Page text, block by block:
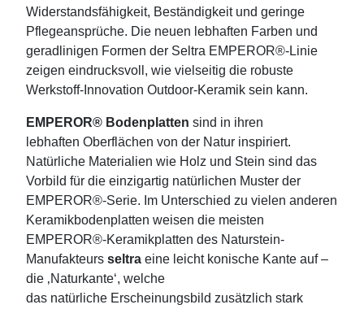
Widerstandsfähigkeit, Beständigkeit und geringe
Pflegeansprüche. Die neuen lebhaften Farben und
geradlinigen Formen der Seltra EMPEROR®-Linie
zeigen eindrucksvoll, wie vielseitig die robuste
Werkstoff-Innovation Outdoor-Keramik sein kann.
EMPEROR® Bodenplatten sind in ihren
lebhaften Oberflächen von der Natur inspiriert.
Natürliche Materialien wie Holz und Stein sind das
Vorbild für die einzigartig natürlichen Muster der
EMPEROR®-Serie. Im Unterschied zu vielen anderen
Keramikbodenplatten weisen die meisten
EMPEROR®-Keramikplatten des Naturstein-
Manufakteurs seltra eine leicht konische Kante auf –
die ‚Naturkante‘, welche
das natürliche Erscheinungsbild zusätzlich stark